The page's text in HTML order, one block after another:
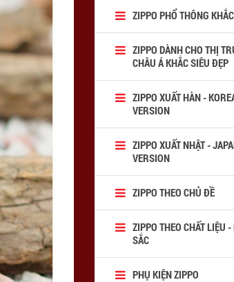
ZIPPO PHỔ THÔNG KHẮC
ZIPPO DÀNH CHO THỊ
CHÂU Á KHẮC SIÊU ĐẸP
ZIPPO XUẤT HÀN -
VERSION
ZIPPO XUẤT NHẬT -
VERSION
ZIPPO THEO CHỦ ĐỀ
ZIPPO THEO CHẤT LIỆU
SẮC
PHỤ KIỆN ZIPPO